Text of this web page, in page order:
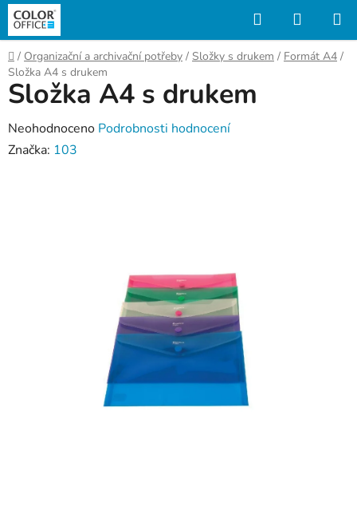
Přejít
obsah
Hledat
KOŠÍK
Domů
/ Organizační a archivační potřeby / Složky s drukem / Formát A4 /
Složka A4 s drukem
Složka A4 s drukem
Průměrné
hodnocení
Neohodnoceno Podrobnosti hodnocení
Značka: 103